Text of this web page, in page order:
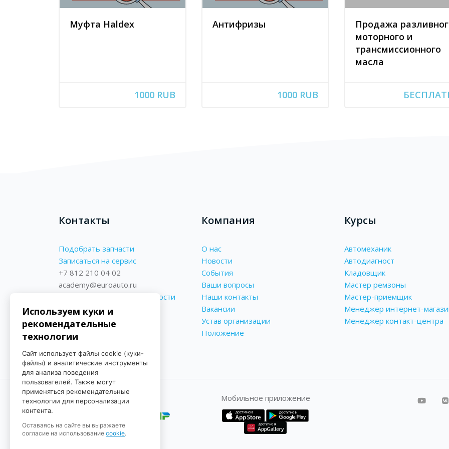
Муфта Haldex
1000 RUB
Антифризы
1000 RUB
Продажа
моторного и
трансмиссионного
масла
Контакты
Подобрать запчасти
Записаться на сервис
+7 812 210 04 02
academy@euroauto.ru
Политика конфиденциальности
Реквизиты
Форма обратной связи
Компания
О нас
Новости
События
Ваши вопросы
Наши контакты
Вакансии
Устав организации
Положение
Курсы
Автомеханик
Автодиагност
Кладовщик
Мастер ремзоны
Мастер-приемщик
Менеджер интернет-
Менеджер контакт-центра
Принимаем к оплате Мобильное приложение
Используем куки и
рекомендательные
технологии
Сайт использует файлы cookie (куки-
файлы) и аналитические инструменты
для анализа поведения
пользователей. Также могут
применяться рекомендательные
технологии для персонализации
контента.
Оставаясь на сайте вы выражаете
согласие на использование cookie.